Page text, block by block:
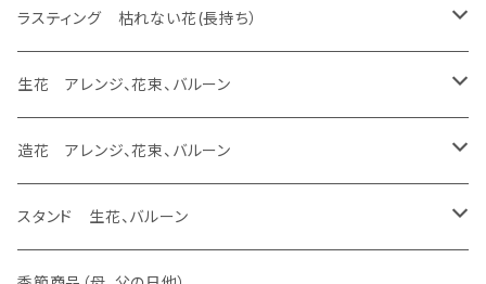
バルーンのみ
スタンド 生花、バルーン
バルーンのみ
スタンド 生花
スタンド 生花、バルーン
バルーンのみ
ラスティング アレンジ、枯れない花
スタンド 生花
スタンド 生花、バルーン
バルーンのみ
生花 アレンジ
ラスティング 花束、枯れない花
ラスティング アレンジ、枯れない花
スタンド 生花
スタンド 生花、バルーン
あなたの花が残せます フレーム
あなたの花が残せます フラージュ
あなたの花が残せます エッチング
ドーム
フレーム
ラスティング 枯れない花(長持ち）
ラスティング アレンジ、バルーン
ラスティング 花束、バルーン
ラスティング アレンジ
生花 アレンジ、花束、バルーン
生花 アレンジ、バルーン
生花 アレンジ、ウェディング ヴーケ
造花 アレンジ、花束、バルーン
造花 アレンジ、バルーン
スタンド 生花、バルーン